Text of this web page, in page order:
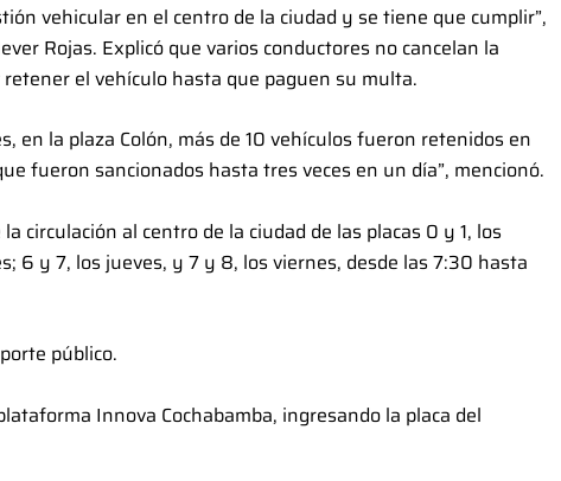
vehicular en el centro de la ciudad y se tiene que cumplir”,
Rojas. Explicó que varios conductores no cancelan la
el vehículo hasta que paguen su multa.
en la plaza Colón, más de 10 vehículos fueron retenidos en
fueron sancionados hasta tres veces en un día”, mencionó.
circulación al centro de la ciudad de las placas 0 y 1, los
6 y 7, los jueves, y 7 y 8, los viernes, desde las 7:30 hasta
público.
Innova Cochabamba, ingresando la placa del